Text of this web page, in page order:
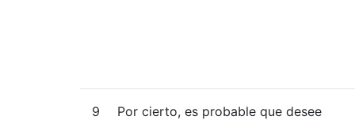
9
Por cierto, es probable que desee